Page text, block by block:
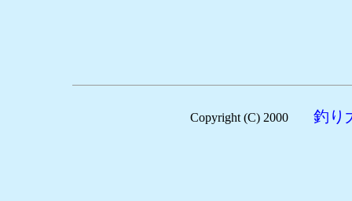
Copyright (C) 2000 釣り